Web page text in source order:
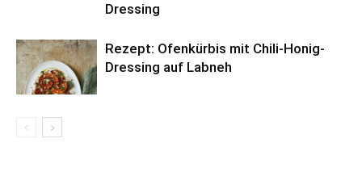
Dressing
Rezept: Ofenkürbis mit Chili-Honig-
Dressing auf Labneh